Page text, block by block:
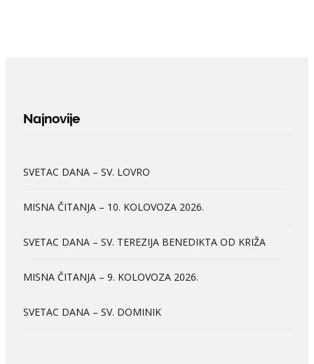
Najnovije
SVETAC DANA – SV. LOVRO
MISNA ČITANJA – 10. KOLOVOZA 2026.
SVETAC DANA – SV. TEREZIJA BENEDIKTA OD KRIŽA
MISNA ČITANJA – 9. KOLOVOZA 2026.
SVETAC DANA – SV. DOMINIK